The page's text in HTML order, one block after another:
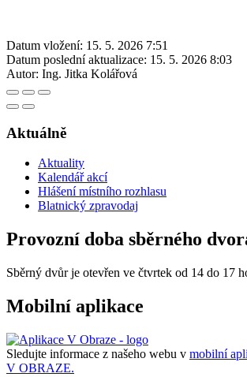
Datum vložení: 15. 5. 2026 7:51
Datum poslední aktualizace: 15. 5. 2026 8:03
Autor: Ing. Jitka Kolářová
Aktuálně
Aktuality
Kalendář akcí
Hlášení místního rozhlasu
Blatnický zpravodaj
Provozní doba sběrného
Sběrný dvůr je otevřen ve čtvrtek od 14 do 17
Mobilní aplikace
Sledujte informace z našeho webu v mobilní
V OBRAZE.